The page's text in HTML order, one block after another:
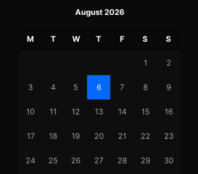
August 2026
M T W T F S S
1 2
3 4 5 6 7 8 9
10 11 12 13 14 15 16
17 18 19 20 21 22 23
24 25 26 27 28 29 30